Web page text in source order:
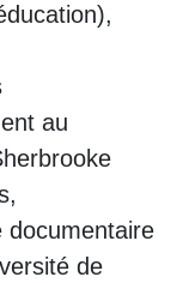
au
documentaire
de